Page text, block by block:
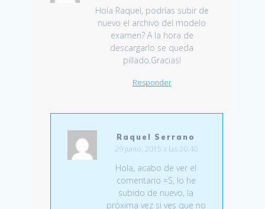
Hola Raquel, podrías subir de
nuevo el archivo del modelo
examen? A la hora de
descargarlo se queda
pillado.Gracias!
Responder
Raquel Serrano
29 junio, 2015 a las 20:40
Hola, acabo de ver el
comentario =S, lo he
subido de nuevo, la
próxima vez si ves que no